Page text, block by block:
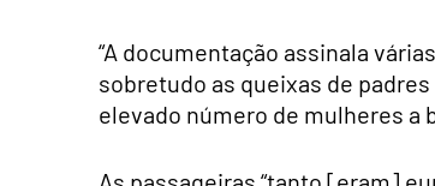
“A documentação assinala
sobretudo as queixas de
elevado número de mulheres a